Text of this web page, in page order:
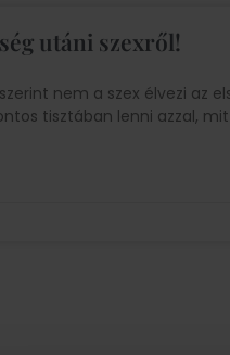
utáni szexről!
nem a szex élvezi az
tisztában lenni azzal,